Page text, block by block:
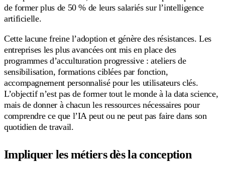
de former plus de 50 % de leurs salariés sur l’intelligence
artificielle.
Cette lacune freine l’adoption et génère des résistances. Les
entreprises les plus avancées ont mis en place des
programmes d’acculturation progressive : ateliers de
sensibilisation, formations ciblées par fonction,
accompagnement personnalisé pour les utilisateurs clés.
L’objectif n’est pas de former tout le monde à la data science,
mais de donner à chacun les ressources nécessaires pour
comprendre ce que l’IA peut ou ne peut pas faire dans son
quotidien de travail.
Impliquer les métiers dès la conception